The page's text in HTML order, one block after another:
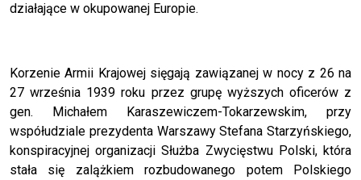
działające w okupowanej Europie.
Korzenie Armii Krajowej sięgają zawiązanej w nocy z 26 na
27 września 1939 roku przez grupę wyższych oficerów z
gen. Michałem Karaszewiczem-Tokarzewskim, przy
współudziale prezydenta Warszawy Stefana Starzyńskiego,
konspiracyjnej organizacji Służba Zwycięstwu Polski, która
stała się zalążkiem rozbudowanego potem Polskiego